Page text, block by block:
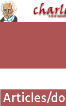
Articles/